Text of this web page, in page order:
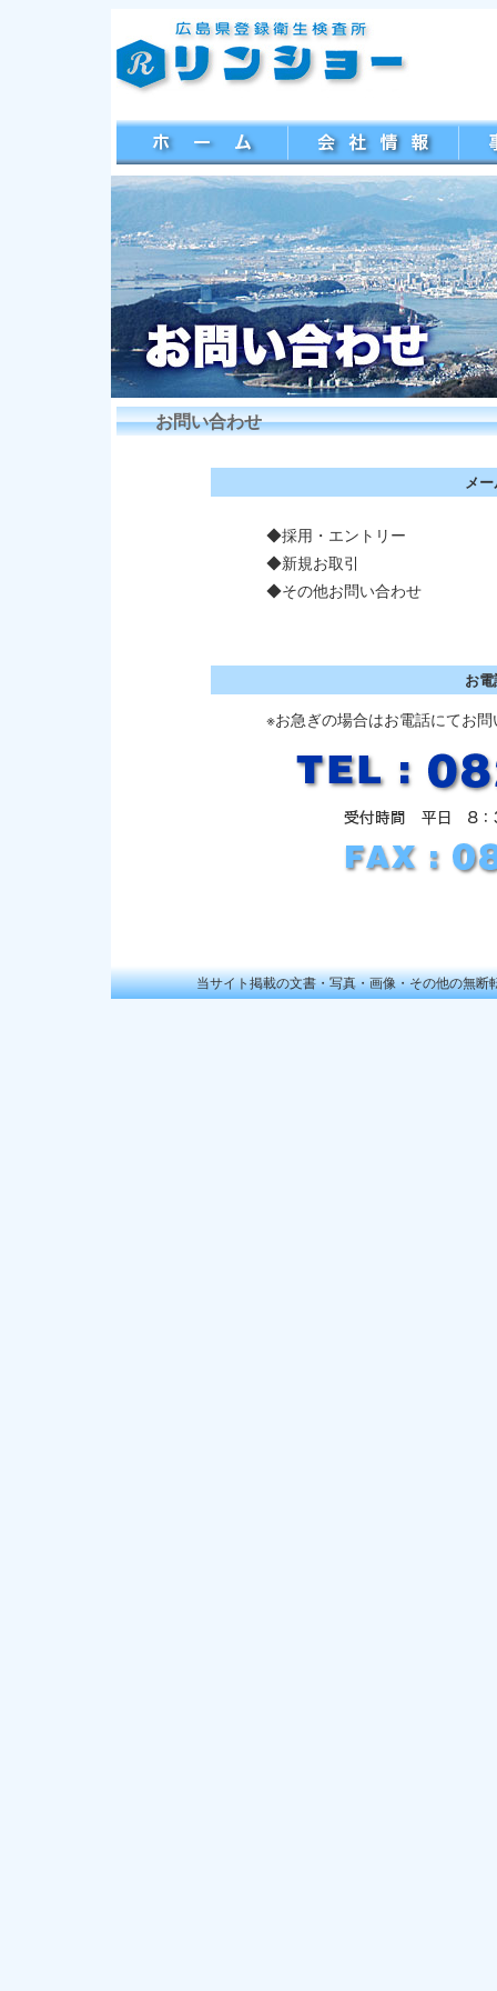
お問い合わせ
メ
◆採用・エントリー
◆新規お取引
◆その他お問い合わせ
お
※お急ぎの場合はお電話にてお
当サイト掲載の文書・写真・画像・その他の無